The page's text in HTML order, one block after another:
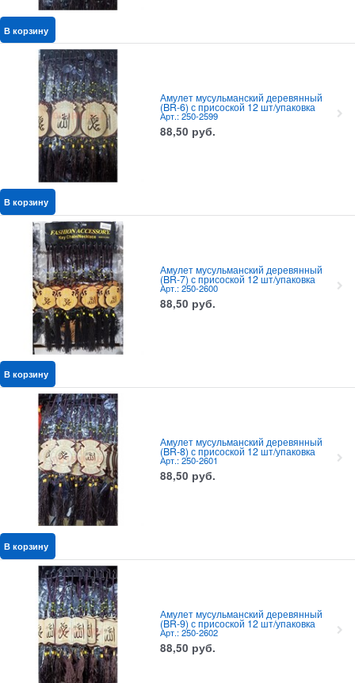
В корзину
Амулет мусульманский деревянный
(BR-6) с присоской 12 шт/упаковка
Арт.: 250-2599
88,50 руб.
В корзину
Амулет мусульманский деревянный
(BR-7) с присоской 12 шт/упаковка
Арт.: 250-2600
88,50 руб.
В корзину
Амулет мусульманский деревянный
(BR-8) с присоской 12 шт/упаковка
Арт.: 250-2601
88,50 руб.
В корзину
Амулет мусульманский деревянный
(BR-9) с присоской 12 шт/упаковка
Арт.: 250-2602
88,50 руб.